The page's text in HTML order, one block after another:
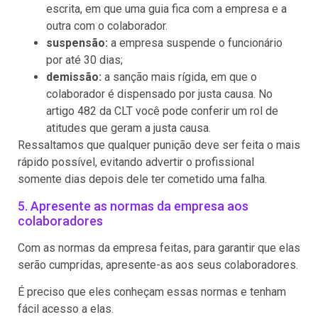
escrita, em que uma guia fica com a empresa e a
outra com o colaborador.
suspensão: a empresa suspende o funcionário
por até 30 dias;
demissão: a sanção mais rígida, em que o
colaborador é dispensado por justa causa. No
artigo 482 da CLT você pode conferir um rol de
atitudes que geram a justa causa.
Ressaltamos que qualquer punição deve ser feita o mais
rápido possível, evitando advertir o profissional
somente dias depois dele ter cometido uma falha.
5. Apresente as normas da empresa aos
colaboradores
Com as normas da empresa feitas, para garantir que elas
serão cumpridas, apresente-as aos seus colaboradores.
É preciso que eles conheçam essas normas e tenham
fácil acesso a elas.